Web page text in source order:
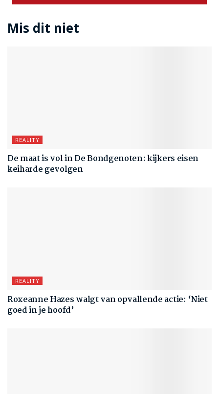
Mis dit niet
REALITY
De maat is vol in De Bondgenoten: kijkers eisen
keiharde gevolgen
REALITY
Roxeanne Hazes walgt van opvallende actie: ‘Niet
goed in je hoofd’